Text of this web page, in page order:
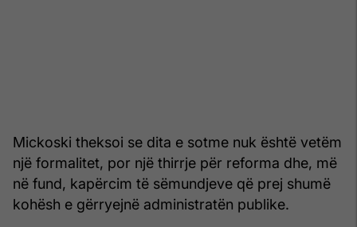
Mickoski theksoi se dita e sotme nuk është vetëm
një formalitet, por një thirrje për reforma dhe, më
në fund, kapërcim të sëmundjeve që prej shumë
kohësh e gërryejnë administratën publike.